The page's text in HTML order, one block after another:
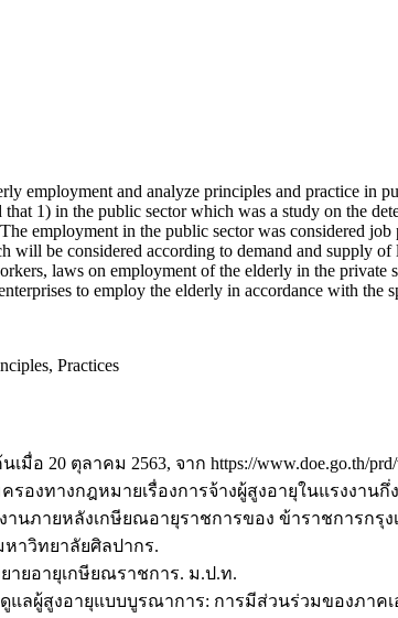
and analyze principles and practice in
1) in the public sector which was a study on the
employment in the public sector was considered
will be considered according to demand and supply
laws on employment of the elderly in the
to employ the elderly in accordance with the
Practices
ตุลาคม 2563, จาก https://www.doe.go.th/prd/
งทางกฎหมายเรื่องการจ้างผู้สูงอายุในแรงงานกึ่
นภายหลังเกษียณอายุราชการของ ข้าราชการก
าวิทยาลัยศิลปากร.
ยอายุเกษียณราชการ. ม.ป.ท.
ลผู้สูงอายุแบบบูรณาการ: การมีส่วนร่วมของภา